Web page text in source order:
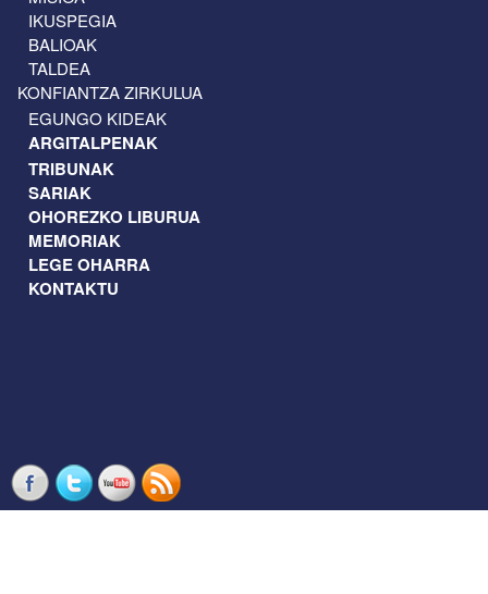
IKUSPEGIA
BALIOAK
TALDEA
KONFIANTZA ZIRKULUA
EGUNGO KIDEAK
ARGITALPENAK
TRIBUNAK
SARIAK
OHOREZKO LIBURUA
MEMORIAK
LEGE OHARRA
KONTAKTU